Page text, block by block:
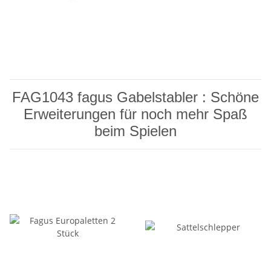
FAG1043 fagus Gabelstabler : Schöne
Erweiterungen für noch mehr Spaß
beim Spielen